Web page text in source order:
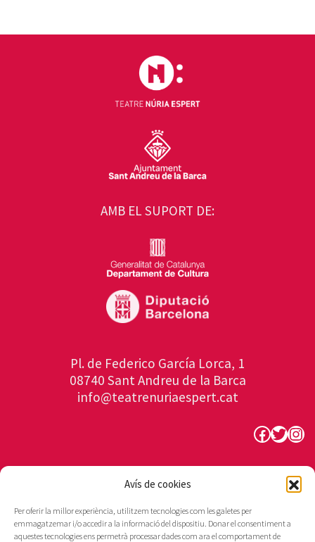
Avís de cookies
Per oferir la millor experiència, utilitzem tecnologies com les galetes per
emmagatzemar i/o accedir a la informació del dispositiu. Donar el consentiment a
aquestes tecnologies ens permetrà processar dades com ara el comportament de
AMB EL SUPORT DE:
Pl. de Federico García Lorca, 1
08740 Sant Andreu de la Barca
info@teatrenuriaespert.cat